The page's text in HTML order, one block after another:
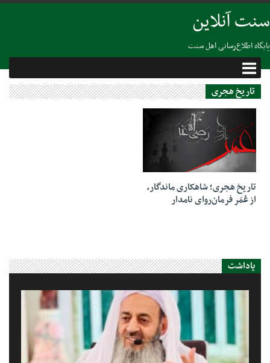
سنت آنلاین
پایگاه اطلاع‌رسانی اهل سنت
تاریخ هجری
تاریخ هجری؛ شاهکاری ماندگار،
از عُمَر فرمان‌روای نامدار
یاداشت